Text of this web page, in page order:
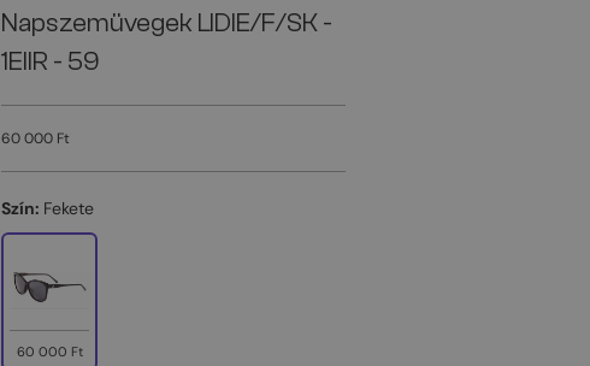
Napszemüvegek LIDIE/F/SK -
1EIIR - 59
60 000 Ft
Szín: Fekete
60 000 Ft